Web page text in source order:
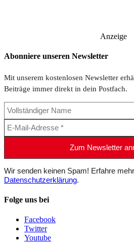
Anzeige
Abonniere unseren Newsletter
Mit unserem kostenlosen Newsletter
Beiträge immer direkt in dein Postfach.
Wir senden keinen Spam! Erfahre
Datenschutzerklärung.
Folge uns bei
Facebook
Twitter
Youtube